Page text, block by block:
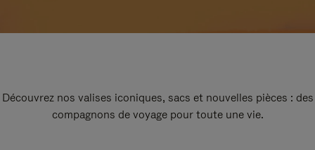
Découvrez nos valises iconiques, sacs et nouvelles pièces : des
compagnons de voyage pour toute une vie.